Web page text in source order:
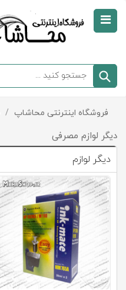
سبد
خالی
است
فروشگاه اینترنتی محاشاپ /
دیگر لوازم مصرفی
دیگر لوازم